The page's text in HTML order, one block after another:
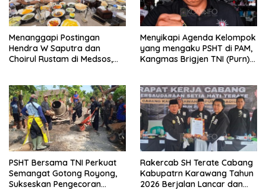
Menanggapi Postingan
Hendra W Saputra dan
Choirul Rustam di Medsos,
Menyikapi Agenda Kelompok
yang mengaku PSHT di PAM,
Kangmas Brigjen TNI (Purn)
PSHT Bersama TNI Perkuat
Semangat Gotong Royong,
Sukseskan Pengecoran
Rakercab SH Terate Cabang
Kabupatrn Karawang Tahun
2026 Berjalan Lancar dan